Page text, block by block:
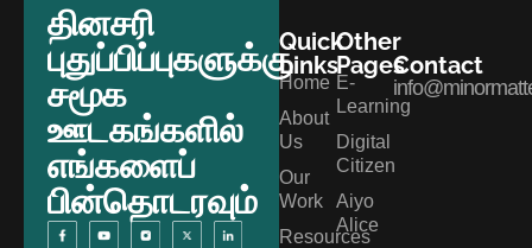
தினசரி
புதுப்பிப்புகளுக்கு
சமூக
ஊடகங்களில்
எங்களைப்
பின்தொடரவும்
Quick
Links
Home
About
Us
Our
Work
Resources
Other
Pages
E-
Learning
Digital
Citizen
Aiyo
Alice
Contact